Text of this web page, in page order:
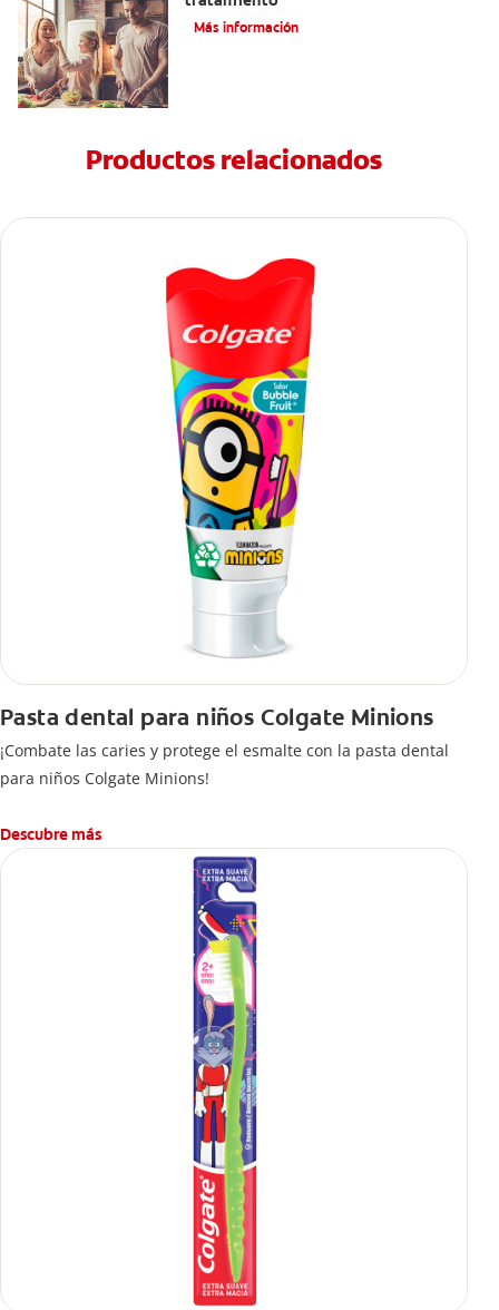
Más información
Productos relacionados
Pasta dental para niños Colgate Minions
¡Combate las caries y protege el esmalte con la pasta dental
para niños Colgate Minions!
Descubre más